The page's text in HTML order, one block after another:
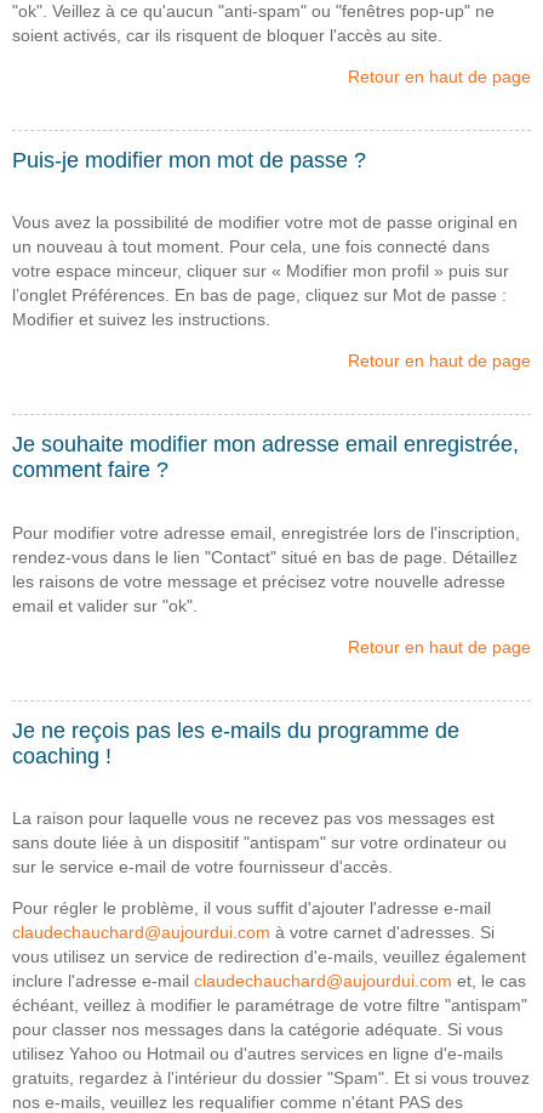
"ok". Veillez à ce qu'aucun "anti-spam" ou "fenêtres pop-up" ne
soient activés, car ils risquent de bloquer l'accès au site.
Retour en haut de page
Puis-je modifier mon mot de passe ?
Vous avez la possibilité de modifier votre mot de passe original en
un nouveau à tout moment. Pour cela, une fois connecté dans
votre espace minceur, cliquer sur « Modifier mon profil » puis sur
l’onglet Préférences. En bas de page, cliquez sur Mot de passe :
Modifier et suivez les instructions.
Retour en haut de page
Je souhaite modifier mon adresse email enregistrée,
comment faire ?
Pour modifier votre adresse email, enregistrée lors de l'inscription,
rendez-vous dans le lien "Contact" situé en bas de page. Détaillez
les raisons de votre message et précisez votre nouvelle adresse
email et valider sur "ok".
Retour en haut de page
Je ne reçois pas les e-mails du programme de
coaching !
La raison pour laquelle vous ne recevez pas vos messages est
sans doute liée à un dispositif "antispam" sur votre ordinateur ou
sur le service e-mail de votre fournisseur d'accès.
Pour régler le problème, il vous suffit d'ajouter l'adresse e-mail
claudechauchard@aujourdui.com à votre carnet d'adresses. Si
vous utilisez un service de redirection d'e-mails, veuillez également
inclure l'adresse e-mail claudechauchard@aujourdui.com et, le cas
échéant, veillez à modifier le paramétrage de votre filtre "antispam"
pour classer nos messages dans la catégorie adéquate. Si vous
utilisez Yahoo ou Hotmail ou d'autres services en ligne d'e-mails
gratuits, regardez à l'intérieur du dossier "Spam". Et si vous trouvez
nos e-mails, veuillez les requalifier comme n'étant PAS des